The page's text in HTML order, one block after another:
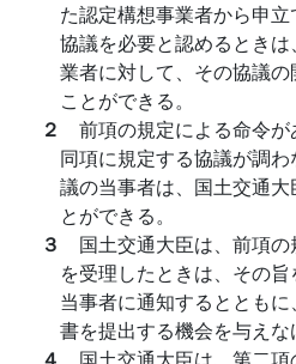
た認定構想事業者から申
協議を必要と認めるとき
業者に対して、その協議
ことができる。
２ 前項の規定による命令が
同項に規定する協議が調
議の当事者は、国土交通
とができる。
３ 国土交通大臣は、前項
を受理したときは、その
当事者に通知するととも
書を提出する機会を与えな